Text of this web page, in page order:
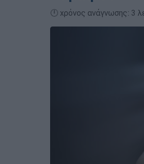
🕛 χρόνος ανάγνωσης: 3